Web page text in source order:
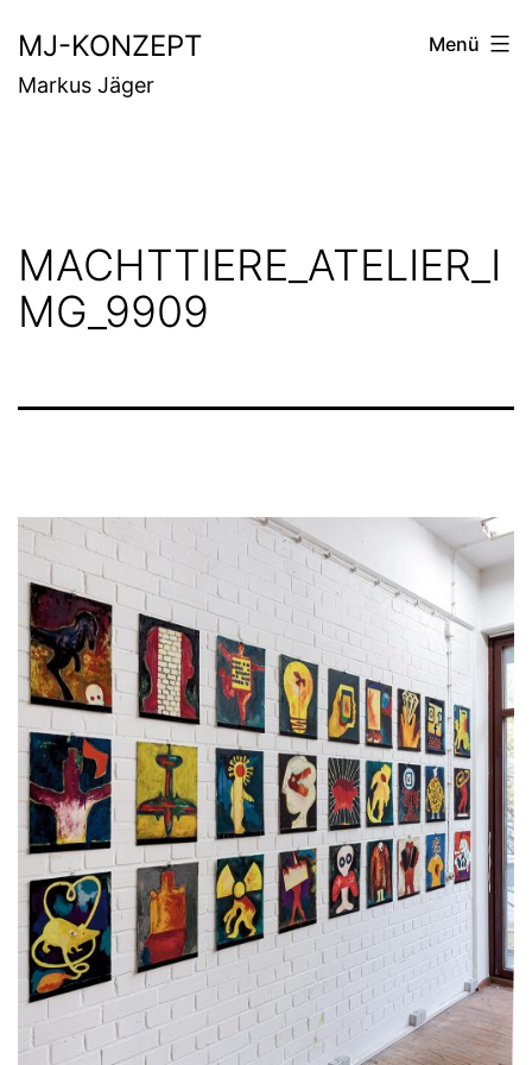
Inhalt
springen
MJ-KONZEPT
Markus Jäger
Menü
MACHTTIERE_ATELIER_I
MG_9909